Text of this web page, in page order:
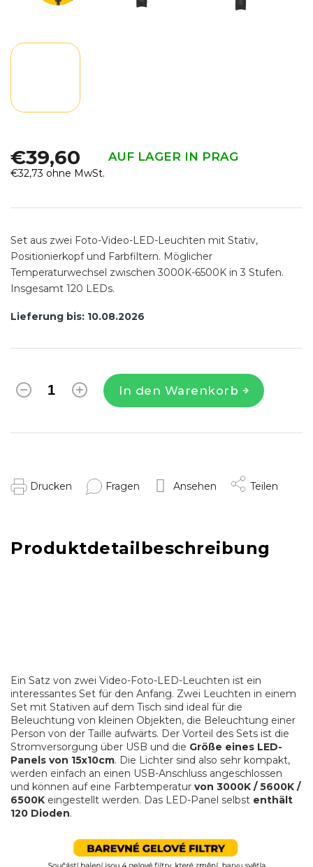
€39,60 AUF LAGER IN PRAG
€32,73 ohne MwSt.
Lieferung bis: 10.08.2026
In den Warenkorb
Set aus zwei Foto-Video-LED-Leuchten mit Stativ,
Positionierkopf und Farbfiltern. Möglicher
Temperaturwechsel zwischen 3000K-6500K in 3 Stufen.
Insgesamt 120 LEDs.
Drucken Fragen Ansehen Teilen
Produktdetailbeschreibung
Ein Satz von zwei Video-Foto-LED-Leuchten ist ein
interessantes Set für den Anfang. Zwei Leuchten in einem
Set mit Stativen auf dem Tisch sind ideal für die
Beleuchtung von kleinen Objekten, die Beleuchtung einer
Person von der Taille aufwärts. Der Vorteil des Sets ist die
Stromversorgung über USB und die Größe eines LED-
Panels von 15x10cm. Die Lichter sind also sehr kompakt,
werden einfach an einen USB-Anschluss angeschlossen
und können auf eine Farbtemperatur von 3000K / 5600K /
6500K eingestellt werden. Das LED-Panel selbst enthält
120 Dioden.